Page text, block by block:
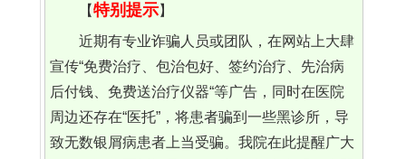
【特别提示】
近期有专业诈骗人员或团队，在网站上大肆
宣传“免费治疗、包治包好、签约治疗、先治病
后付钱、免费送治疗仪器“等广告，同时在医院
周边还存在“医托”，将患者骗到一些黑诊所，导
致无数银屑病患者上当受骗。我院在此提醒广大